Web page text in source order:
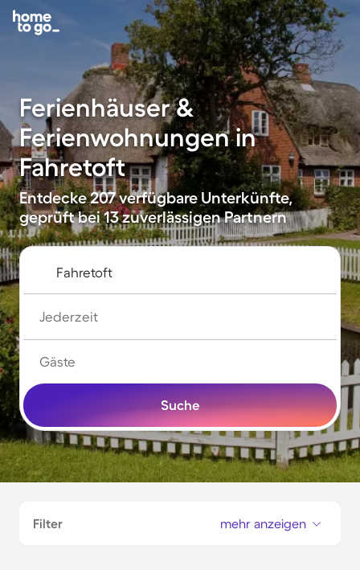
Ferienhäuser &
Ferienwohnungen in
Fahretoft
Entdecke 207 verfügbare Unterkünfte,
geprüft bei 13 zuverlässigen Partnern
Jederzeit
Gäste
Suche
Filter mehr anzeigen